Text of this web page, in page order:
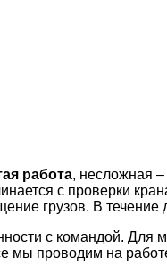
работа, несложная
с проверки
грузов. В
с командой. Для
мы проводим на